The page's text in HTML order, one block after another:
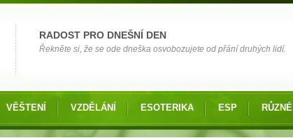
RADOST PRO DNEŠNÍ DEN
Řekněte si, že se ode dneška osvobozujete od přání druhých lidí.
VĚŠTENÍ VZDĚLÁNÍ ESOTERIKA ESP RŮZNÉ